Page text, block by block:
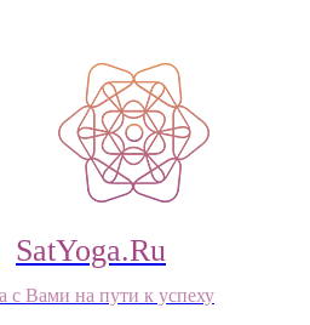
SatYoga.Ru
с Вами на пути к успеху